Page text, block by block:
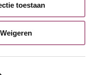
toestaan
Weigeren